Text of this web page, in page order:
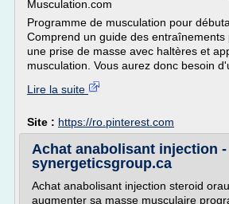
Musculation.com
Programme de musculation pour
Comprend un guide des entraînements
une prise de masse avec haltères et
musculation. Vous aurez donc besoin
Lire la suite
Site : https://ro.pinterest.com
Achat anabolisant injection -
synergeticsgroup.ca
Achat anabolisant injection steroid
augmenter sa masse musculaire